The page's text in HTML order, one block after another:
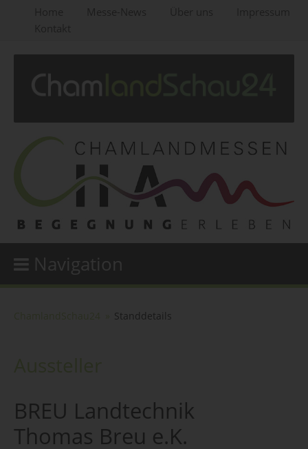
Navigation
Standdetails
BREU Landtechnik
Thomas Breu e.K.